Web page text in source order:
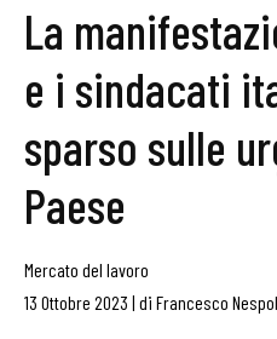
La
e i sindacati
sparso sulle
Paese
Mercato del lavoro
13 Ottobre 2023 | di Francesco